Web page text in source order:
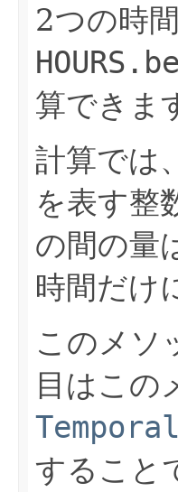
2つの時
算できま
計算では
を表す整
の間の量
時間だけ
このメソ
目はこの
すること